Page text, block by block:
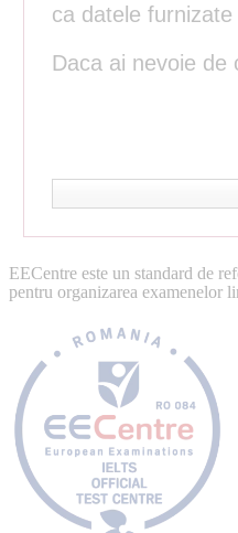
ca datele
Daca ai nevoie de
EECentre este un standard de
pentru organizarea examenelor